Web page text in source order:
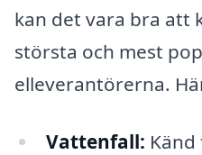
kan det vara bra att
största och mest
elleverantörerna.
Vattenfall: